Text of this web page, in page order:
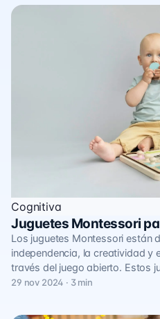
Cognitiva
Juguetes Montessori
Los juguetes Montessori están
independencia, la creatividad y
través del juego abierto. Estos
29 nov 2024 · 3 min